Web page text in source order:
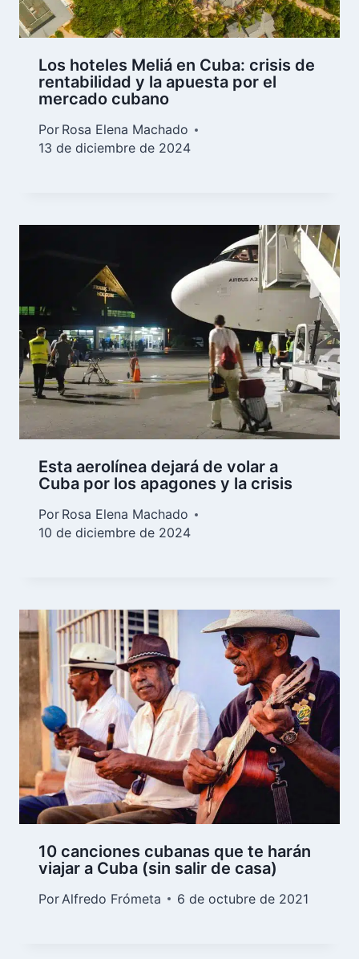
Los hoteles Meliá en Cuba: crisis de
rentabilidad y la apuesta por el
mercado cubano
Por Rosa Elena Machado
13 de diciembre de 2024
Esta aerolínea dejará de volar a
Cuba por los apagones y la crisis
Por Rosa Elena Machado
10 de diciembre de 2024
10 canciones cubanas que te harán
viajar a Cuba (sin salir de casa)
Por Alfredo Frómeta 6 de octubre de 2021